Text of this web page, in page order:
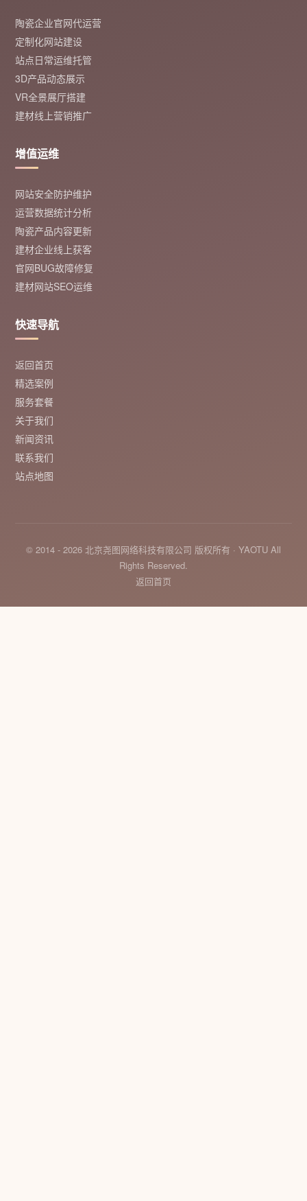
陶瓷企业官网代运营
定制化网站建设
站点日常运维托管
3D产品动态展示
VR全景展厅搭建
建材线上营销推广
增值运维
网站安全防护维护
运营数据统计分析
陶瓷产品内容更新
建材企业线上获客
官网BUG故障修复
建材网站SEO运维
快速导航
返回首页
精选案例
服务套餐
关于我们
新闻资讯
联系我们
站点地图
© 2014 - 2026 北京尧图网络科技有限公司 版权所有 · YAOTU All
Rights Reserved.
返回首页